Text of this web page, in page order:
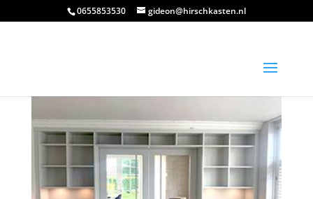
0655853530 gideon@hirschkasten.nl